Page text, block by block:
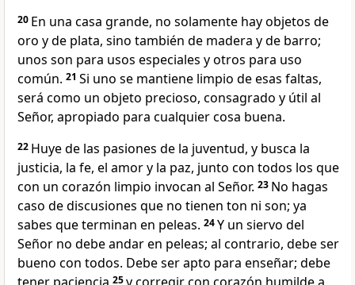
20 En una casa grande, no solamente hay objetos de
oro y de plata, sino también de madera y de barro;
unos son para usos especiales y otros para uso
común. 21 Si uno se mantiene limpio de esas faltas,
será como un objeto precioso, consagrado y útil al
Señor, apropiado para cualquier cosa buena.
22 Huye de las pasiones de la juventud, y busca la
justicia, la fe, el amor y la paz, junto con todos los que
con un corazón limpio invocan al Señor. 23 No hagas
caso de discusiones que no tienen ton ni son; ya
sabes que terminan en peleas. 24Y un siervo del
Señor no debe andar en peleas; al contrario, debe ser
bueno con todos. Debe ser apto para enseñar; debe
25